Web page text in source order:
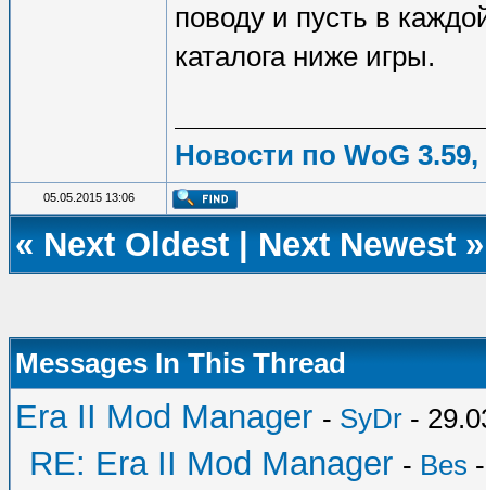
поводу и пусть в
каталога ниже игры.
Новости по WoG
05.05.2015 13:06
« Next Oldest Next Newest »
Messages In This Thread
Era II Mod Manager - SyDr -
RE: Era II Mod Manager - Bes